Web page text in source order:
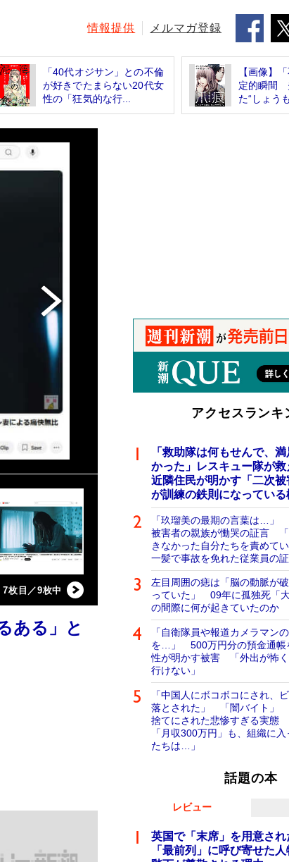
情報提供 メルマガ登録
「40代オジサン」との不倫
が好きでたまらない20代女
性の「狂気的な行...
【画像】
定的瞬間
た“しょう
7枚目／9枚中
ある」と
アクセスランキ
「救助隊は何もせんで、
かった」レスキュー隊が
近隣住民が明かす「二次
が訓練の鉄則になっている
「玖瑠美の最期の言葉は…」
被害者の親族が慟哭の証言
きなかった自分たちを責めて
一髪で事故を免れた従業員の
左目周囲の痣は「脳の動脈が
っていた」 09年に孤独死「
の間際に何が起きていたのか
「自衛隊員や報道カメラマン
を…」 500万円分の預金通帳
性が明かす被害 「外出が怖
行けない」
「中国人にボコボコにされ、
落とされた」 「闇バイト」
捨てにされた悲惨すぎる実態
「月収300万円」も、組織に
たちは…」
話題の本
レビュー
英国で「末席」を用意さ
「最前列」に呼び寄せた